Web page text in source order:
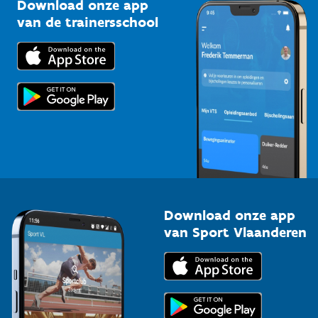
Bedrijven
Trainers en begeleiders
Topsporters
Downloads
Voor de pers
Download onze app
van de trainersschool
Download onze app
van Sport Vlaanderen